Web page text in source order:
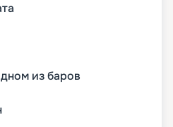
из баров